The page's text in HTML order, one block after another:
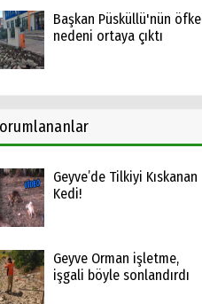
Başkan Püsküllü'nün öfke
nedeni ortaya çıktı
Geyve’de Tilkiyi Kıskanan
Kedi!
Geyve Orman işletme,
işgali böyle sonlandırdı